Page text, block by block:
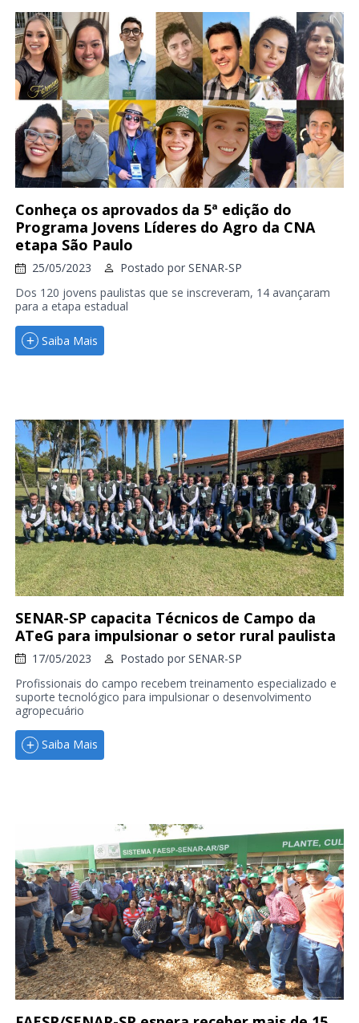
Conheça os aprovados da 5ª edição do
Programa Jovens Líderes do Agro da CNA
etapa São Paulo
25/05/2023 Postado por SENAR-SP
Dos 120 jovens paulistas que se inscreveram, 14 avançaram
para a etapa estadual
Saiba Mais
SENAR-SP capacita Técnicos de Campo da
ATeG para impulsionar o setor rural paulista
17/05/2023 Postado por SENAR-SP
Profissionais do campo recebem treinamento especializado e
suporte tecnológico para impulsionar o desenvolvimento
agropecuário
Saiba Mais